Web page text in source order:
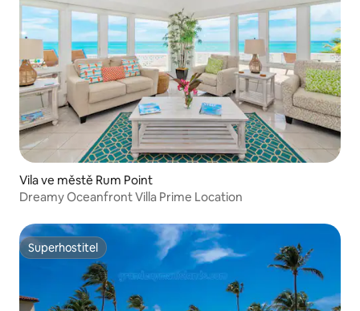
Vila ve městě Rum Point
Dreamy Oceanfront Villa Prime Location
Superhostitel
Superhostitel